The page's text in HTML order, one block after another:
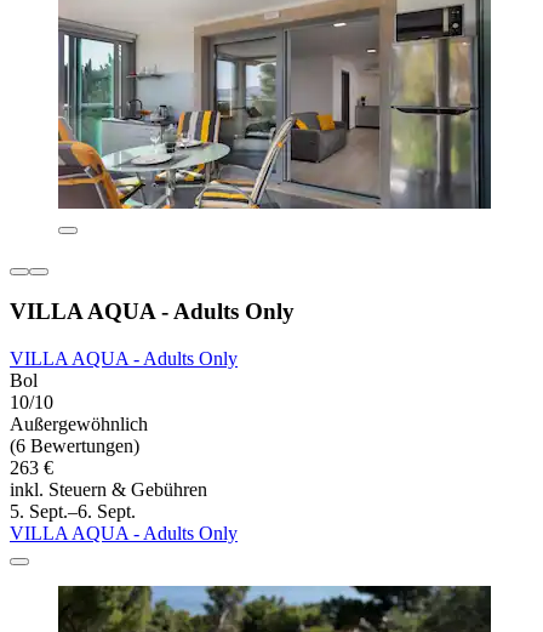
VILLA AQUA - Adults Only
VILLA AQUA - Adults Only
Bol
10/10
Außergewöhnlich
(6 Bewertungen)
263 €
inkl. Steuern & Gebühren
5. Sept.–6. Sept.
VILLA AQUA - Adults Only